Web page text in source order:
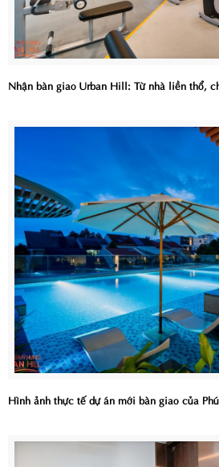
Nhận bàn giao Urban Hill: Từ nhà liền thổ,
Hình ảnh thực tế dự án mới bàn giao của